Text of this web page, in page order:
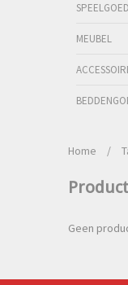
SPEELGOED
MEUBEL
Home /
Geen